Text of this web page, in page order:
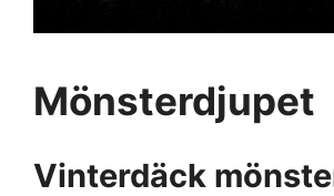
Mönsterdjupet
Vinterdäck